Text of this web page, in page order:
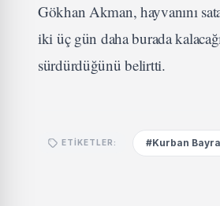
Gökhan Akman, hayvanını
iki üç gün daha burada
sürdürdüğünü belirtti.
ETIKETLER: #Kurban